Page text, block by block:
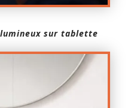
sur tablette